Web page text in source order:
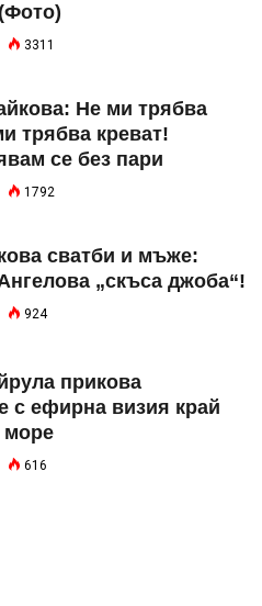
3311
Не ми трябва
трябва креват!
се без пари
1792
сватби и мъже:
„скъса джоба“!
924
прикова
с ефирна визия край
море
616